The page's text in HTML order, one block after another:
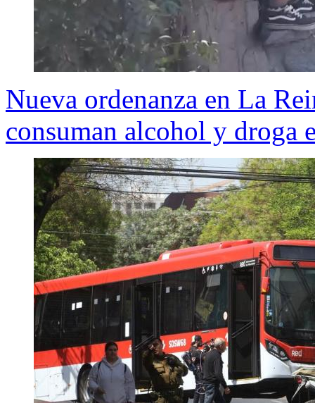
Nueva ordenanza en La
consuman alcohol y droga